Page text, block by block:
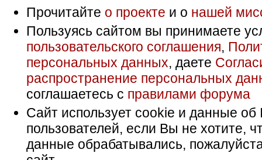
Прочитайте о проекте и о нашей
Пользуясь сайтом вы принимаете
пользовательского соглашения,
персональных данных, даете
распространение персональных
соглашаетесь с правилами форума
Сайт использует cookie и данные об
пользователей, если Вы не хотите,
данные обрабатывались,